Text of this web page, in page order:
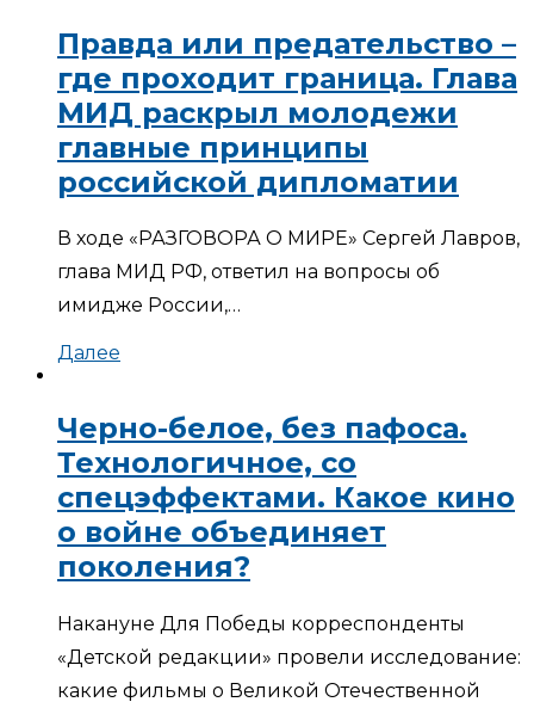
Правда или предательство –
где проходит граница. Глава
МИД раскрыл молодежи
главные принципы
российской дипломатии
В ходе «РАЗГОВОРА О МИРЕ» Сергей Лавров,
глава МИД РФ, ответил на вопросы об
имидже России,…
Далее
Черно-белое, без пафоса.
Технологичное, со
спецэффектами. Какое кино
о войне объединяет
поколения?
Накануне Для Победы корреспонденты
«Детской редакции» провели исследование:
какие фильмы о Великой Отечественной